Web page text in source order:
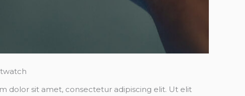
dolor sit amet, consectetur adipiscing elit. Ut elit